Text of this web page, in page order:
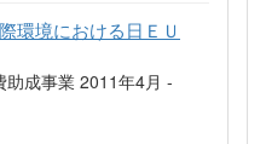
環境における日ＥＵ
助成事業 2011年4月 -